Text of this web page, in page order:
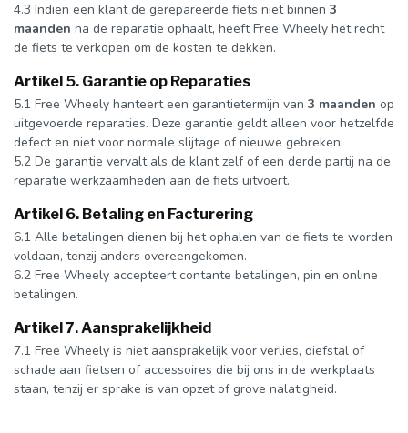
4.3 Indien een klant de gerepareerde fiets niet binnen 3
maanden na de reparatie ophaalt, heeft Free Wheely het recht
de fiets te verkopen om de kosten te dekken.
Artikel 5. Garantie op Reparaties
5.1 Free Wheely hanteert een garantietermijn van 3 maanden op
uitgevoerde reparaties. Deze garantie geldt alleen voor hetzelfde
defect en niet voor normale slijtage of nieuwe gebreken.
5.2 De garantie vervalt als de klant zelf of een derde partij na de
reparatie werkzaamheden aan de fiets uitvoert.
Artikel 6. Betaling en Facturering
6.1 Alle betalingen dienen bij het ophalen van de fiets te worden
voldaan, tenzij anders overeengekomen.
6.2 Free Wheely accepteert contante betalingen, pin en online
betalingen.
Artikel 7. Aansprakelijkheid
7.1 Free Wheely is niet aansprakelijk voor verlies, diefstal of
schade aan fietsen of accessoires die bij ons in de werkplaats
staan, tenzij er sprake is van opzet of grove nalatigheid.